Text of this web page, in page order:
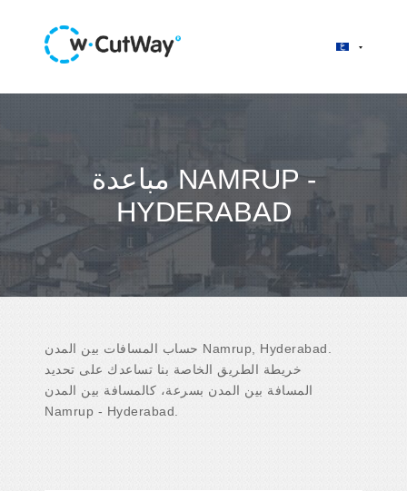
مباعدة NAMRUP -
HYDERABAD
حساب المسافات بين المدن Namrup, Hyderabad.
خريطة الطريق الخاصة بنا تساعدك على تحديد
المسافة بين المدن بسرعة، كالمسافة بين المدن
Namrup - Hyderabad.